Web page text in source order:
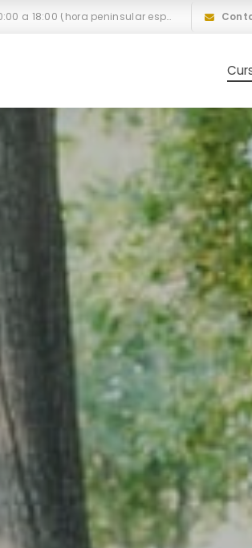
L-V: 10:00 a 18:00 (hora peninsular española)